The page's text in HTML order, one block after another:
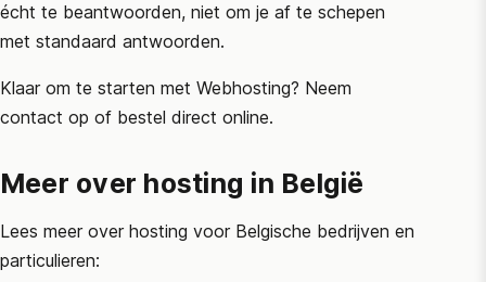
écht te beantwoorden, niet om je af te schepen
met standaard antwoorden.
Klaar om te starten met Webhosting? Neem
contact op of bestel direct online.
Meer over hosting in België
Lees meer over hosting voor Belgische bedrijven en
particulieren: